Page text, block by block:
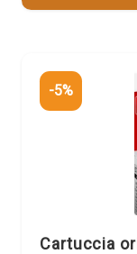
-5%
Cartuccia